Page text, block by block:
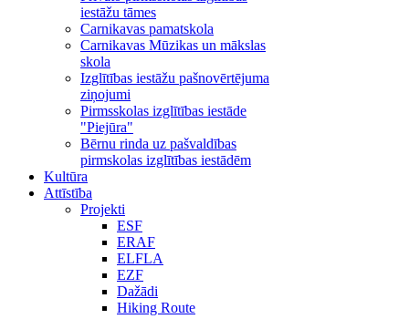
iestāžu tāmes
Carnikavas pamatskola
Carnikavas Mūzikas un mākslas
skola
Izglītības iestāžu pašnovērtējuma
ziņojumi
Pirmsskolas izglītības iestāde
"Piejūra"
Bērnu rinda uz pašvaldības
pirmskolas izglītības iestādēm
Kultūra
Attīstība
Projekti
ESF
ERAF
ELFLA
EZF
Dažādi
Hiking Route